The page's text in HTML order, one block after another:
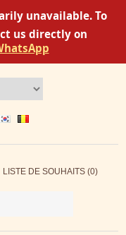
unavailable. To
us directly on
LISTE DE SOUHAITS (0)